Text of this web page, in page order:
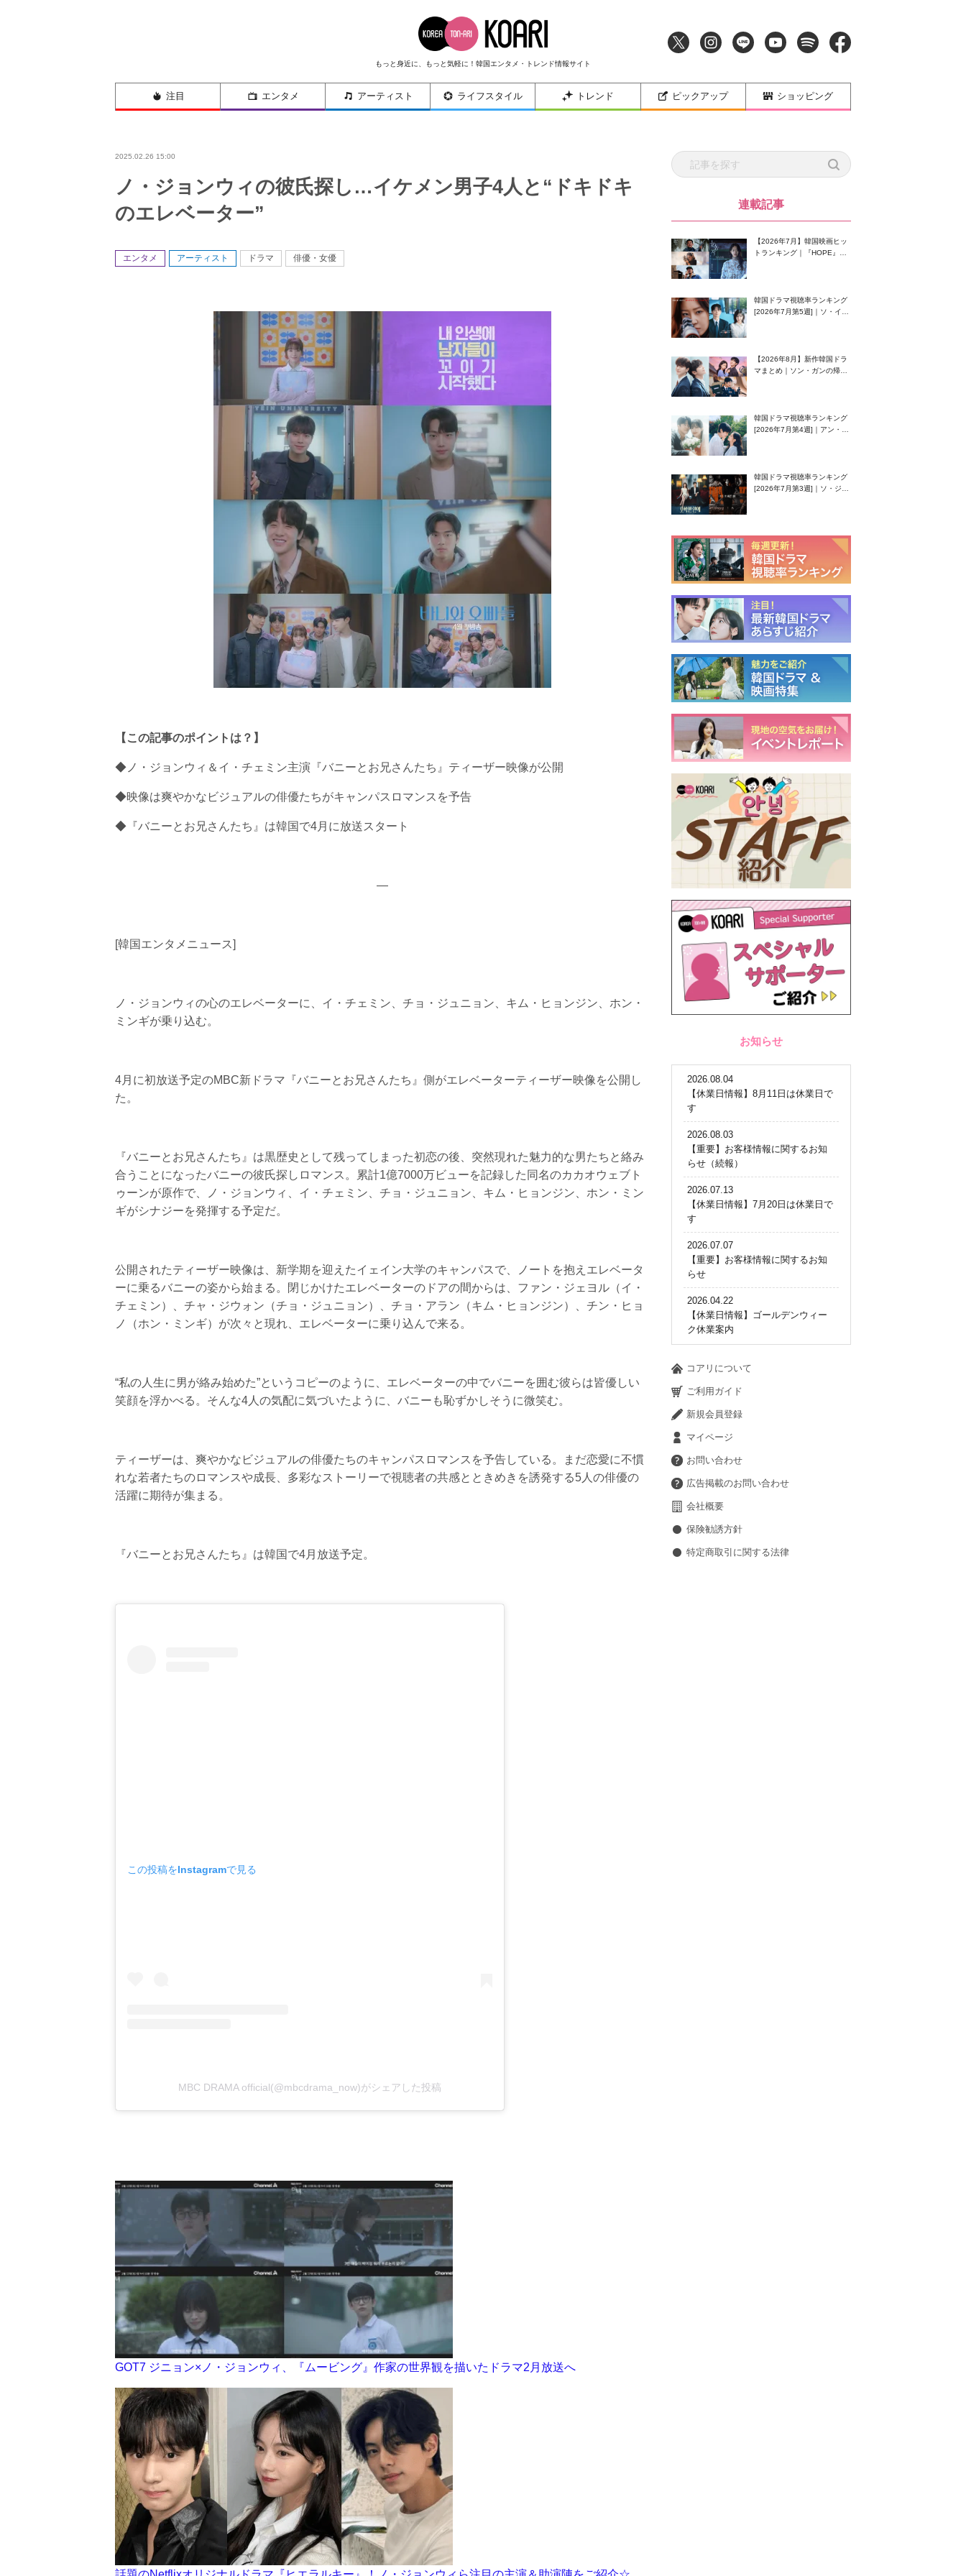
もっと身近に、もっと気軽に！韓国エンタメ・トレンド情報サイト
注目 エンタメ アーティスト ライフスタイル トレンド ピックアップ ショッピング
2025.02.26 15:00
ノ・ジョンウィの彼氏探し…イケメン男子4人と“ドキドキ
のエレベーター”
エンタメ アーティスト ドラマ 俳優・女優
【この記事のポイントは？】
◆ノ・ジョンウィ＆イ・チェミン主演『バニーとお兄さんたち』ティーザー映像が公開
◆映像は爽やかなビジュアルの俳優たちがキャンパスロマンスを予告
◆『バニーとお兄さんたち』は韓国で4月に放送スタート
—
[韓国エンタメニュース]
ノ・ジョンウィの心のエレベーターに、イ・チェミン、チョ・ジュニョン、キム・ヒョンジン、ホン・
ミンギが乗り込む。
4月に初放送予定のMBC新ドラマ『バニーとお兄さんたち』側がエレベーターティーザー映像を公開し
た。
『バニーとお兄さんたち』は黒歴史として残ってしまった初恋の後、突然現れた魅力的な男たちと絡み
合うことになったバニーの彼氏探しロマンス。累計1億7000万ビューを記録した同名のカカオウェブト
ゥーンが原作で、ノ・ジョンウィ、イ・チェミン、チョ・ジュニョン、キム・ヒョンジン、ホン・ミン
ギがシナジーを発揮する予定だ。
公開されたティーザー映像は、新学期を迎えたイェイン大学のキャンパスで、ノートを抱えエレベータ
ーに乗るバニーの姿から始まる。閉じかけたエレベーターのドアの間からは、ファン・ジェヨル（イ・
チェミン）、チャ・ジウォン（チョ・ジュニョン）、チョ・アラン（キム・ヒョンジン）、チン・ヒョ
ノ（ホン・ミンギ）が次々と現れ、エレベーターに乗り込んで来る。
“私の人生に男が絡み始めた”というコピーのように、エレベーターの中でバニーを囲む彼らは皆優しい
笑顔を浮かべる。そんな4人の気配に気づいたように、バニーも恥ずかしそうに微笑む。
ティーザーは、爽やかなビジュアルの俳優たちのキャンパスロマンスを予告している。まだ恋愛に不慣
れな若者たちのロマンスや成長、多彩なストーリーで視聴者の共感とときめきを誘発する5人の俳優の
活躍に期待が集まる。
『バニーとお兄さんたち』は韓国で4月放送予定。
この投稿をInstagramで見る
MBC DRAMA official(@mbcdrama_now)がシェアした投稿
GOT7 ジニョン×ノ・ジョンウィ、『ムービング』作家の世界観を描いたドラマ2月放送へ
連載記事
【2026年7月】韓国映画ヒッ
トランキング｜『HOPE』が
韓国ドラマ視聴率ランキング
[2026年7月第5週]｜ソ・イン
【2026年8月】新作韓国ドラ
マまとめ｜ソン・ガンの帰
韓国ドラマ視聴率ランキング
[2026年7月第4週]｜アン・ヒ
韓国ドラマ視聴率ランキング
[2026年7月第3週]｜ソ・ジソ
お知らせ
2026.08.04
【休業日情報】8月11日は休業日で
す
2026.08.03
【重要】お客様情報に関するお知
らせ（続報）
2026.07.13
【休業日情報】7月20日は休業日で
す
2026.07.07
【重要】お客様情報に関するお知
らせ
2026.04.22
【休業日情報】ゴールデンウィー
ク休業案内
コアリについて
ご利用ガイド
新規会員登録
マイページ
お問い合わせ
広告掲載のお問い合わせ
会社概要
保険勧誘方針
特定商取引に関する法律